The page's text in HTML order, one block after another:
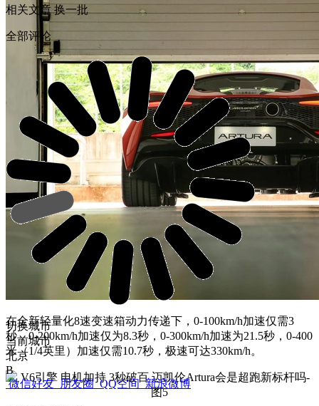
在全新轻量化8速变速箱动力传递下，0-100km/h加速仅需3
秒，0-200km/h加速仅为8.3秒，0-300km/h加速为21.5秒，0-400
米（1/4英里）加速仅需10.7秒，极速可达330km/h。
相关文章换一批
全部评论
切换城市
当前城市
北京
B
微信好友 朋友圈 QQ空间 新浪微博